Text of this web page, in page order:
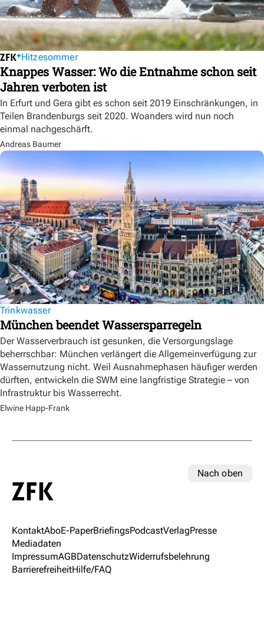
Hitzesommer
Knappes Wasser: Wo die Entnahme schon seit
Jahren verboten ist
In Erfurt und Gera gibt es schon seit 2019 Einschränkungen, in
Teilen Brandenburgs seit 2020. Woanders wird nun noch
einmal nachgeschärft.
Andreas Baumer
Trinkwasser
München beendet Wassersparregeln
Der Wasserverbrauch ist gesunken, die Versorgungslage
beherrschbar: München verlängert die Allgemeinverfügung zur
Wassernutzung nicht. Weil Ausnahmephasen häufiger werden
dürften, entwickeln die SWM eine langfristige Strategie – von
Infrastruktur bis Wasserrecht.
Elwine Happ-Frank
Nach oben
KontaktAboE-PaperBriefingsPodcastVerlagPresse
Mediadaten
ImpressumAGBDatenschutzWiderrufsbelehrung
BarrierefreiheitHilfe/FAQ